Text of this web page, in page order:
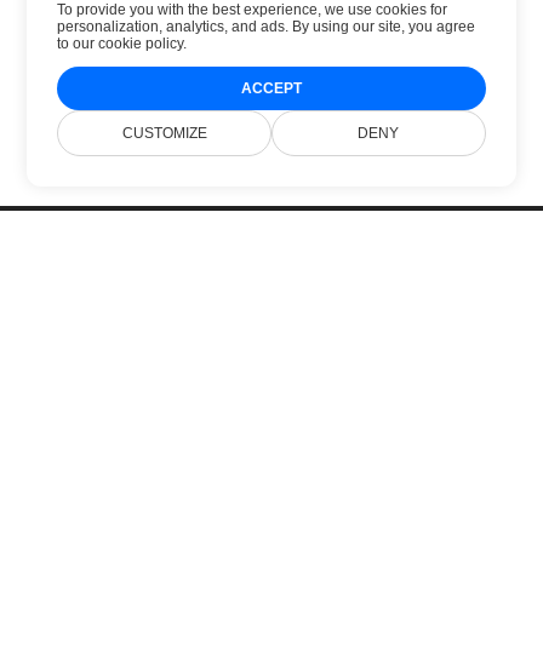
To provide you with the best experience, we use cookies for
personalization, analytics, and ads. By using our site, you agree
toour cookie policy.
ACCEPT
CUSTOMIZE DENY